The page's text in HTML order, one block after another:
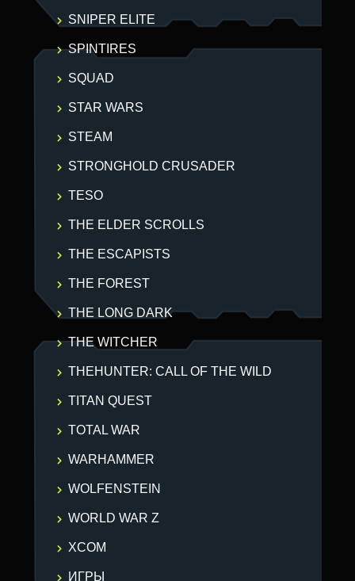
SNIPER ELITE
SPINTIRES
SQUAD
STAR WARS
STEAM
STRONGHOLD CRUSADER
TESO
THE ELDER SCROLLS
THE ESCAPISTS
THE FOREST
THE LONG DARK
THE WITCHER
THEHUNTER: CALL OF THE WILD
TITAN QUEST
TOTAL WAR
WARHAMMER
WOLFENSTEIN
WORLD WAR Z
XCOM
ИГРЫ